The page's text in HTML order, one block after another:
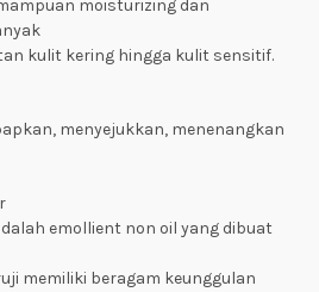
moisturizing dan
kulit kering hingga kulit sensitif.
menyejukkan, menenangkan
emollient non oil yang dibuat
memiliki beragam keunggulan